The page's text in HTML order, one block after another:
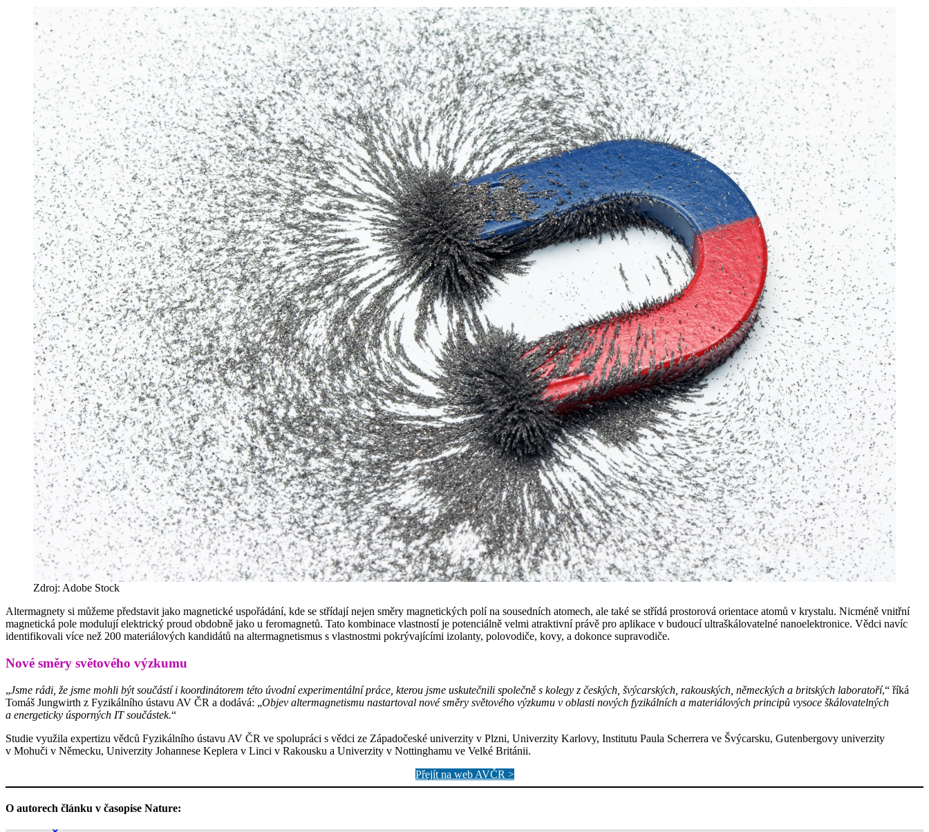
Zdroj: Adobe Stock
Altermagnety si můžeme představit jako magnetické uspořádání, kde se střídají nejen směry magnetických polí na sousedních atomech, ale také se střídá prostorová orientace atomů v krystalu. Nicméně vnitřní
magnetická pole modulují elektrický proud obdobně jako u feromagnetů. Tato kombinace vlastností je potenciálně velmi atraktivní právě pro aplikace v budoucí ultraškálovatelné nanoelektronice. Vědci navíc
identifikovali více než 200 materiálových kandidátů na altermagnetismus s vlastnostmi pokrývajícími izolanty, polovodiče, kovy, a dokonce supravodiče.
Nové směry světového výzkumu
„Jsme rádi, že jsme mohli být součástí i koordinátorem této úvodní experimentální práce, kterou jsme uskutečnili společně s kolegy z českých, švýcarských, rakouských, německých a britských laboratoří,“ říká
Tomáš Jungwirth z Fyzikálního ústavu AV ČR a dodává: „Objev altermagnetismu nastartoval nové směry světového výzkumu v oblasti nových fyzikálních a materiálových principů vysoce škálovatelných
a energeticky úsporných IT součástek.“
Studie využila expertizu vědců Fyzikálního ústavu AV ČR ve spolupráci s vědci ze Západočeské univerzity v Plzni, Univerzity Karlovy, Institutu Paula Scherrera ve Švýcarsku, Gutenbergovy univerzity
v Mohuči v Německu, Univerzity Johannese Keplera v Linci v Rakousku a Univerzity v Nottinghamu ve Velké Británii.
Přejít na web AVČR >
O autorech článku v časopise Nature: